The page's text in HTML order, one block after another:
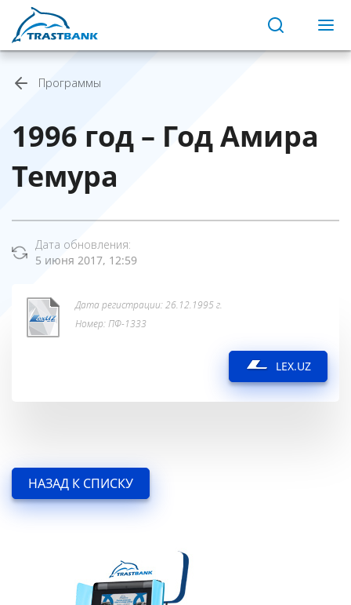
Программы
1996 год – Год Амира
Темура
Дата обновления:
5 июня 2017, 12:59
Дата регистрации: 26.12.1995 г.
Номер: ПФ-1333
LEX.UZ
НАЗАД К СПИСКУ